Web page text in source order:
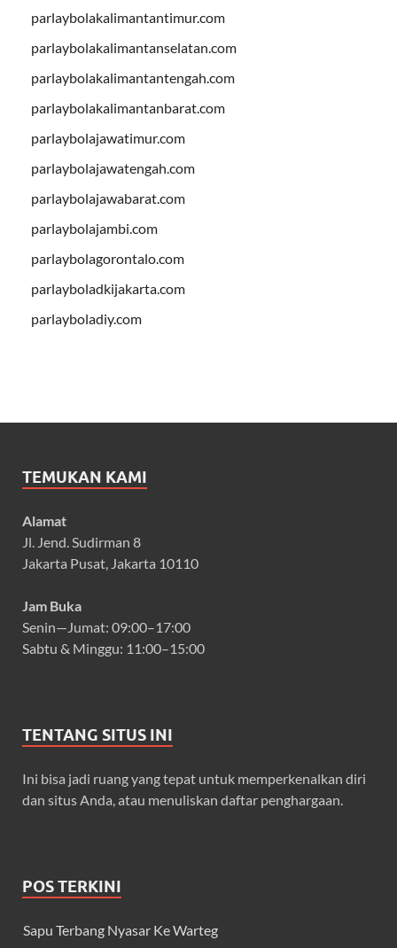
parlaybolakalimantantimur.com
parlaybolakalimantanselatan.com
parlaybolakalimantantengah.com
parlaybolakalimantanbarat.com
parlaybolajawatimur.com
parlaybolajawatengah.com
parlaybolajawabarat.com
parlaybolajambi.com
parlaybolagorontalo.com
parlayboladkijakarta.com
parlayboladiy.com
TEMUKAN KAMI
Alamat
Jl. Jend. Sudirman 8
Jakarta Pusat, Jakarta 10110
Jam Buka
Senin—Jumat: 09:00–17:00
Sabtu & Minggu: 11:00–15:00
TENTANG SITUS INI
Ini bisa jadi ruang yang tepat untuk memperkenalkan diri
dan situs Anda, atau menuliskan daftar penghargaan.
POS TERKINI
Sapu Terbang Nyasar Ke Warteg